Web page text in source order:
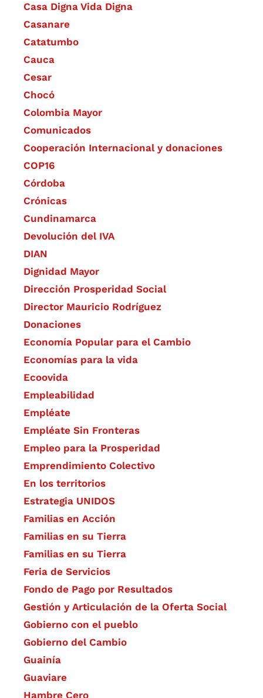
Casa Digna Vida Digna
Casanare
Catatumbo
Cauca
Cesar
Chocó
Colombia Mayor
Comunicados
Cooperación Internacional y donaciones
COP16
Córdoba
Crónicas
Cundinamarca
Devolución del IVA
DIAN
Dignidad Mayor
Dirección Prosperidad Social
Director Mauricio Rodríguez
Donaciones
Economía Popular para el Cambio
Economías para la vida
Ecoovida
Empleabilidad
Empléate
Empléate Sin Fronteras
Empleo para la Prosperidad
Emprendimiento Colectivo
En los territorios
Estrategia UNIDOS
Familias en Acción
Familias en su Tierra
Familias en su Tierra
Feria de Servicios
Fondo de Pago por Resultados
Gestión y Articulación de la Oferta Social
Gobierno con el pueblo
Gobierno del Cambio
Guainía
Guaviare
Hambre Cero